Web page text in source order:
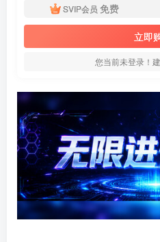
SVIP会员 免费
立即
您当前未登录！